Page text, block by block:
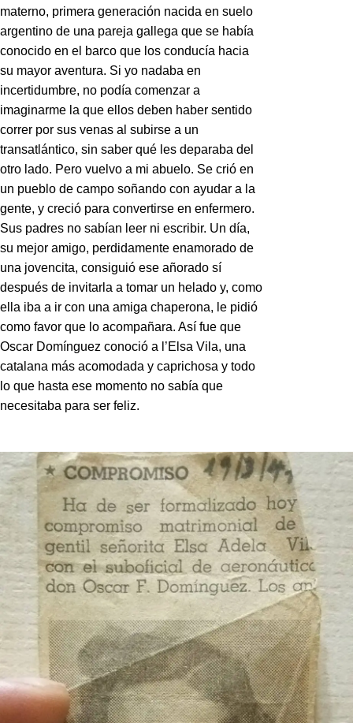
materno, primera generación nacida en suelo
argentino de una pareja gallega que se había
conocido en el barco que los conducía hacia
su mayor aventura. Si yo nadaba en
incertidumbre, no podía comenzar a
imaginarme la que ellos deben haber sentido
correr por sus venas al subirse a un
transatlántico, sin saber qué les deparaba del
otro lado. Pero vuelvo a mi abuelo. Se crió en
un pueblo de campo soñando con ayudar a la
gente, y creció para convertirse en enfermero.
Sus padres no sabían leer ni escribir. Un día,
su mejor amigo, perdidamente enamorado de
una jovencita, consiguió ese añorado sí
después de invitarla a tomar un helado y, como
ella iba a ir con una amiga chaperona, le pidió
como favor que lo acompañara. Así fue que
Oscar Domínguez conoció a l’Elsa Vila, una
catalana más acomodada y caprichosa y todo
lo que hasta ese momento no sabía que
necesitaba para ser feliz.